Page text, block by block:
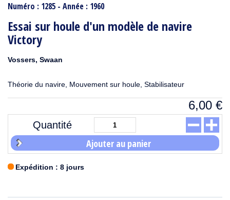
Numéro : 1285 - Année : 1960
Essai sur houle d'un modèle de navire
Victory
Vossers, Swaan
Théorie du navire, Mouvement sur houle, Stabilisateur
6,00 €
Quantité
Ajouter au panier
Expédition : 8 jours